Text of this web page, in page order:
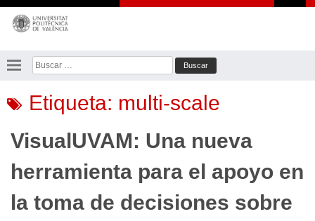
Saltar
contenido
Buscar:
Etiqueta: multi-scale
VisualUVAM: Una nueva
herramienta para el apoyo en
la toma de decisiones sobre